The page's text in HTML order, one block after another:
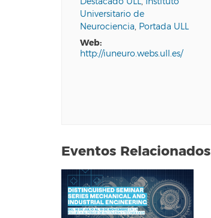
Universitario de
Neurociencia, Portada ULL
web:
http://iuneuro.webs.ull.es/
Eventos Relacionados